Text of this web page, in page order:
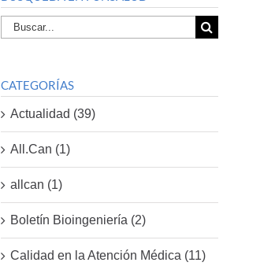
Buscar
por:
CATEGORÍAS
Actualidad (39)
All.Can (1)
allcan (1)
Boletín Bioingeniería (2)
Calidad en la Atención Médica (11)